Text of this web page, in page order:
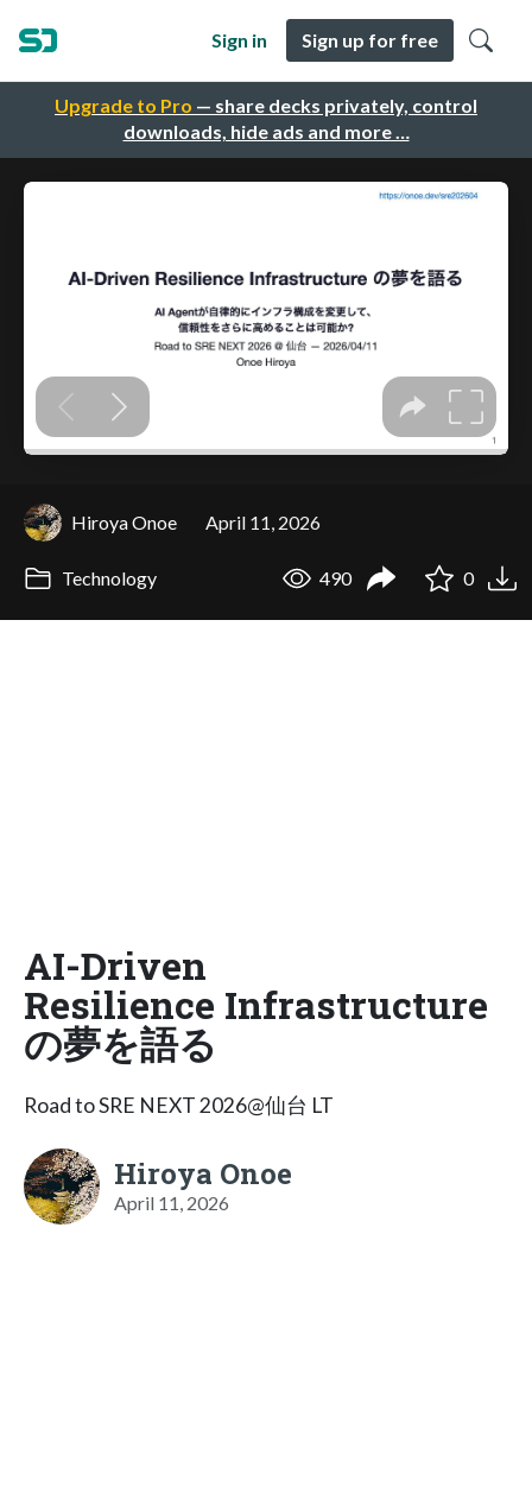
Upgrade to Pro — share decks privately, control
downloads, hide ads and more …
Sign in Sign up for free
Hiroya Onoe April 11, 2026
Technology 490 0
AI-Driven
Resilience Infrastructure
の夢を語る
Road to SRE NEXT 2026@仙台 LT
Hiroya Onoe
April 11, 2026